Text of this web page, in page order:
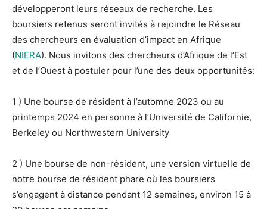
développeront leurs réseaux de recherche. Les
boursiers retenus seront invités à rejoindre le Réseau
des chercheurs en évaluation d’impact en Afrique
(NIERA). Nous invitons des chercheurs d’Afrique de l’Est
et de l’Ouest à postuler pour l’une des deux opportunités:
1 ) Une bourse de résident à l’automne 2023 ou au
printemps 2024 en personne à l’Université de Californie,
Berkeley ou Northwestern University
2 ) Une bourse de non-résident, une version virtuelle de
notre bourse de résident phare où les boursiers
s’engagent à distance pendant 12 semaines, environ 15 à